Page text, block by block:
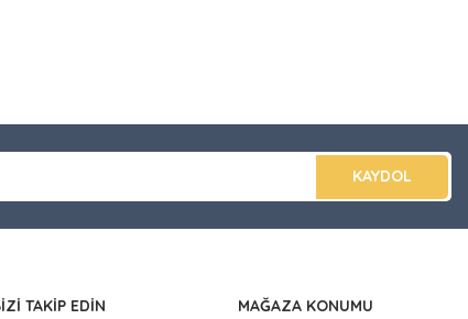
KAYDOL
TAKİP EDİN MAĞAZA KONUMU